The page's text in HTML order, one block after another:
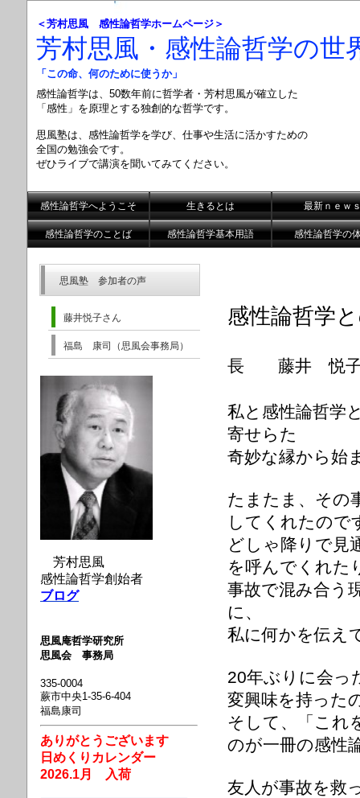
＜芳村思風 感性論哲学ホームページ＞
芳村思風・感性論哲学の世
「この命、何のために使うか」
感性論哲学は、50数年前に哲学者・芳村思風が確立した
「感性」を原理とする独創的な哲学です。
思風塾は、感性論哲学を学び、仕事や生活に活かすための
全国の勉強会です。
ぜひライブで講演を聞いてみてください。
感性論哲学へようこそ 生きるとは 最新ｎｅｗ
感性論哲学のことば 感性論哲学基本用語 感性論哲学の
感性論哲学
長 藤井 悦
私と感性論哲学
寄せらた
奇妙な縁から始
たまたま、その
してくれたので
どしゃ降りで見
を呼んでくれた
事故で混み合う
に、
私に何かを伝え
20年ぶりに会っ
変興味を持った
そして、「これ
のが一冊の感性
友人が事故を救
思風塾 参加者の声
藤井悦子さん
福島 康司（思風会事務局）
芳村思風
感性論哲学創始者
ブログ
思風庵哲学研究所
思風会 事務局
335-0004
蕨市中央1-35-6-404
福島康司
ありがとうございます
日めくりカレンダー
2026.1月 入荷